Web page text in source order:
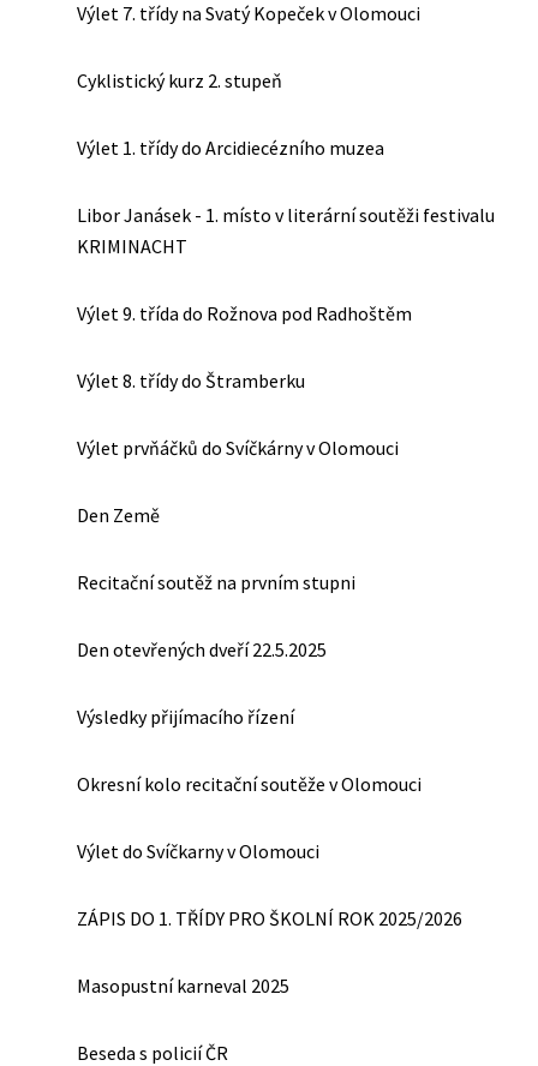
Výlet 7. třídy na Svatý Kopeček v Olomouci
Cyklistický kurz 2. stupeň
Výlet 1. třídy do Arcidiecézního muzea
Libor Janásek - 1. místo v literární soutěži festivalu
KRIMINACHT
Výlet 9. třída do Rožnova pod Radhoštěm
Výlet 8. třídy do Štramberku
Výlet prvňáčků do Svíčkárny v Olomouci
Den Země
Recitační soutěž na prvním stupni
Den otevřených dveří 22.5.2025
Výsledky přijímacího řízení
Okresní kolo recitační soutěže v Olomouci
Výlet do Svíčkarny v Olomouci
ZÁPIS DO 1. TŘÍDY PRO ŠKOLNÍ ROK 2025/2026
Masopustní karneval 2025
Beseda s policií ČR